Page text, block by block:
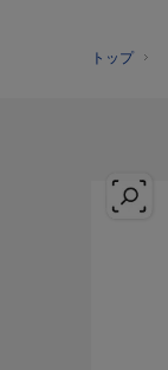
トップ